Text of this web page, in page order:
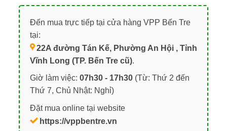
Đến mua trực tiếp tại cửa hàng VPP Bến Tre
tại:
22A đường Tán Kế, Phường An Hội , Tỉnh
Vĩnh Long (TP. Bến Tre cũ).
Giờ làm việc: 07h30 - 17h30(Từ: Thứ 2 đến
Thứ 7, Chủ Nhật: Nghỉ)
Đặt mua online tại website
https://vppbentre.vn